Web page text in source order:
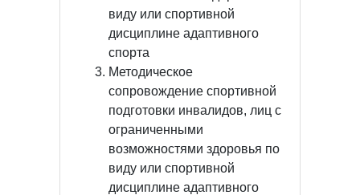
виду или спортивной
дисциплине адаптивного
спорта
Методическое
сопровождение спортивной
подготовки инвалидов, лиц с
ограниченными
возможностями здоровья по
виду или спортивной
дисциплине адаптивного